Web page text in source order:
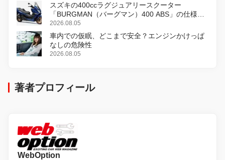
スズキの400ccラグジュアリースクーター
「BURGMAN（バーグマン）400 ABS」の仕様を
変更し、8月18日に発売
2026.08.05
車内での仮眠、どこまで安全？エンジンかけっぱ
なしの危険性
2026.08.05
著者プロフィール
WebOption